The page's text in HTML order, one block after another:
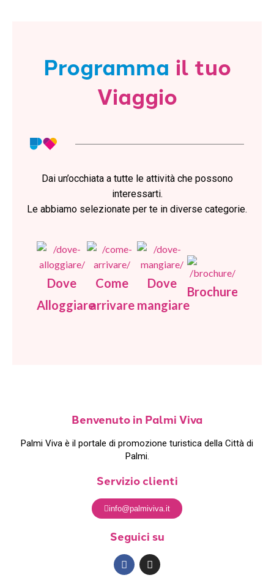
Programma il tuo
Viaggio
Dai un’occhiata a tutte le attività che possono
interessarti.
Le abbiamo selezionate per te in diverse categorie.
Dove
Alloggiare
Come
arrivare
Dove
mangiare
Brochure
Benvenuto in Palmi Viva
Palmi Viva è il portale di promozione turistica della Città di
Palmi.
Servizio clienti
info@palmiviva.it
Seguici su